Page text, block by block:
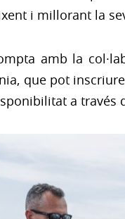
i millorant la
amb la
que pot
a través